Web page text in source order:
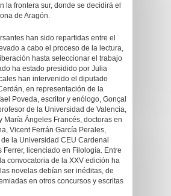
la frontera sur, donde se decidirá el
de Aragón.
han sido repartidas entre el
a cabo el proceso de la lectura,
hasta seleccionar el trabajo
ha estado presidido por Julia
han intervenido el diputado
en representación de la
Poveda, escritor y enólogo, Gonçal
de la Universidad de Valencia,
María Ángeles Francés, doctoras en
Vicent Ferrán García Perales,
la Universidad CEU Cardenal
Ferrer, licenciado en Filología. Entre
convocatoria de la XXV edición ha
novelas debían ser inéditas, de
en otros concursos y escritas